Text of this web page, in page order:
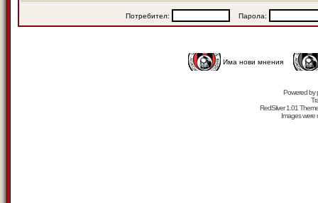
Потребител: Парола:
Има нови мнения
Powered by
RedSilver 1.01
Images were